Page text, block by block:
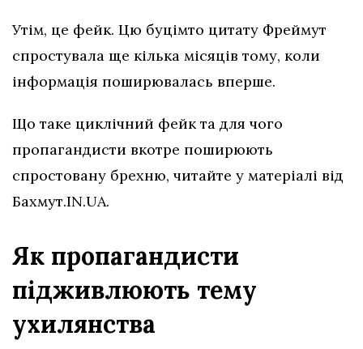
Утім, це фейк. Цю буцімто цитату Фреймут
спростувала ще кілька місяців тому, коли
інформація поширювалась вперше.
Що таке циклічний фейк та для чого
пропагандисти вкотре поширюють
спростовану брехню, читайте у матеріалі від
Бахмут.IN.UA.
Як пропагандисти
підживлюють тему
ухилянства